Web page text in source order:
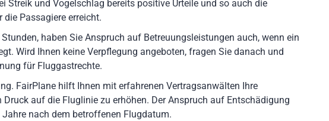
Streik und Vogelschlag bereits positive Urteile und so auch die
Passagiere erreicht.
haben Sie Anspruch auf Betreuungsleistungen auch, wenn ein
Wird Ihnen keine Verpflegung angeboten, fragen Sie danach und
für Fluggastrechte.
FairPlane hilft Ihnen mit erfahrenen Vertragsanwälten Ihre
auf die Fluglinie zu erhöhen. Der Anspruch auf Entschädigung
nach dem betroffenen Flugdatum.